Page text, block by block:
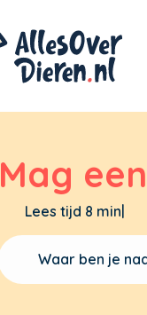
Mag
Lees tijd 8 min|